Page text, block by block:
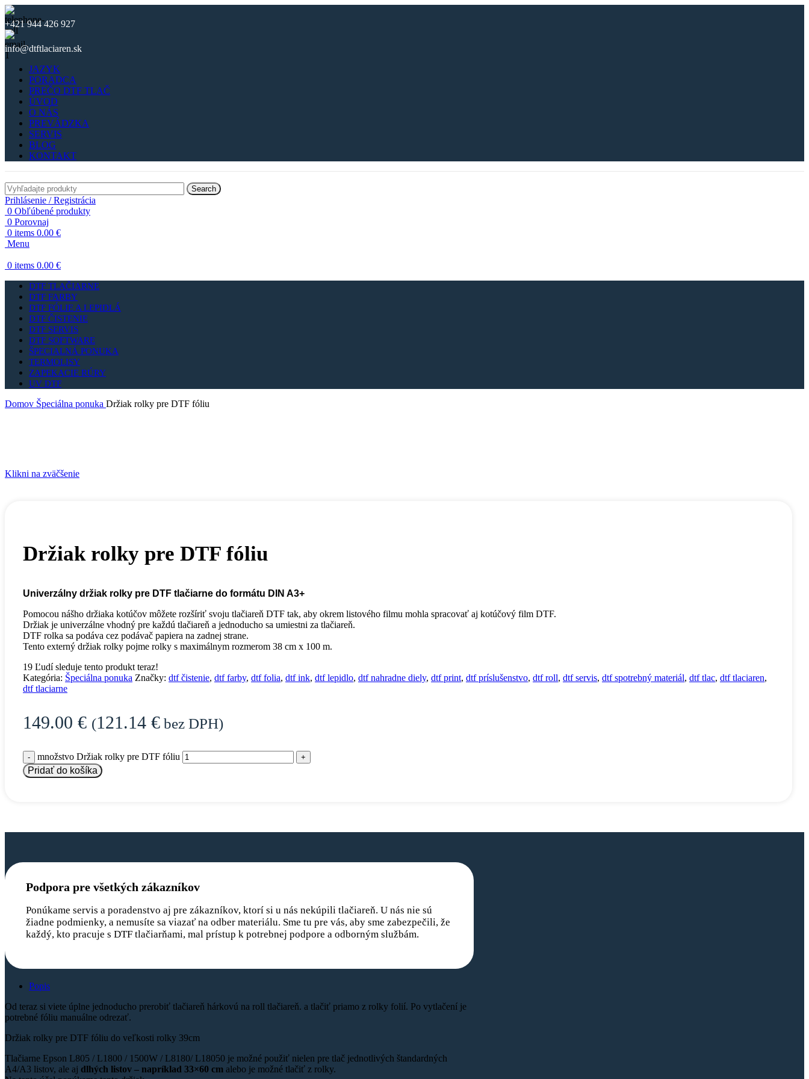
+421 944 426 927
info@dtftlaciaren.sk
JAZYK
PORADCA
PREČO DTF TLAČ
ÚVOD
O NÁS
PREVÁDZKA
SERVIS
BLOG
KONTAKT
Search
Prihlásenie / Registrácia
0 Obľúbené produkty
0 Porovnaj
0 items 0.00 €
Menu
0 items 0.00 €
DTF TLAČIARNE
DTF FARBY
DTF FÓLIE A LEPIDLÁ
DTF ČISTENIE
DTF SERVIS
DTF SOFTWARE
ŠPECIALNÁ PONUKA
TERMOLISY
ZAPEKACIE RÚRY
UV DTF
Domov Špeciálna ponuka Držiak rolky pre DTF fóliu
Klikni na zväčšenie
Držiak rolky pre DTF fóliu
Univerzálny držiak rolky pre DTF tlačiarne do formátu DIN A3+
Pomocou nášho držiaka kotúčov môžete rozšíriť svoju tlačiareň DTF tak, aby okrem listového filmu mohla spracovať aj kotúčový film DTF.
Držiak je univerzálne vhodný pre každú tlačiareň a jednoducho sa umiestni za tlačiareň.
DTF rolka sa podáva cez podávač papiera na zadnej strane.
Tento externý držiak rolky pojme rolky s maximálnym rozmerom 38 cm x 100 m.
19 Ľudí sleduje tento produkt teraz!
Kategória: Špeciálna ponuka Značky: dtf čistenie, dtf farby, dtf folia, dtf ink, dtf lepidlo, dtf nahradne diely, dtf print, dtf príslušenstvo, dtf roll, dtf servis, dtf spotrebný materiál, dtf tlac, dtf tlaciaren,
dtf tlaciarne
149.00 € (121.14 € bez DPH)
množstvo Držiak rolky pre DTF fóliu
Pridať do košíka
Podpora pre všetkých zákazníkov
Ponúkame servis a poradenstvo aj pre zákazníkov, ktorí si u nás nekúpili tlačiareň. U nás nie sú
žiadne podmienky, a nemusíte sa viazať na odber materiálu. Sme tu pre vás, aby sme zabezpečili, že
každý, kto pracuje s DTF tlačiarňami, mal prístup k potrebnej podpore a odborným službám.
Popis
Od teraz si viete úplne jednoducho prerobiť tlačiareň hárkovú na roll tlačiareň. a tlačiť priamo z rolky folií. Po vytlačení je
potrebné fóliu manuálne odrezať.
Držiak rolky pre DTF fóliu do veľkosti rolky 39cm
Tlačiarne Epson L805 / L1800 / 1500W / L8180/ L18050 je možné použiť nielen pre tlač jednotlivých štandardných
A4/A3 listov, ale aj dlhých listov – napríklad 33×60 cm alebo je možné tlačiť z rolky.